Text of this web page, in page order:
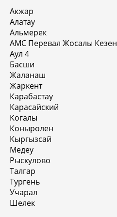
Акжар
Алатау
Альмерек
АМС Перевал Жосалы Кезен
Аул 4
Басши
Жаланаш
Жаркент
Карабастау
Карасайский
Когалы
Коныролен
Кыргызсай
Медеу
Рыскулово
Талгар
Тургень
Учарал
Шелек